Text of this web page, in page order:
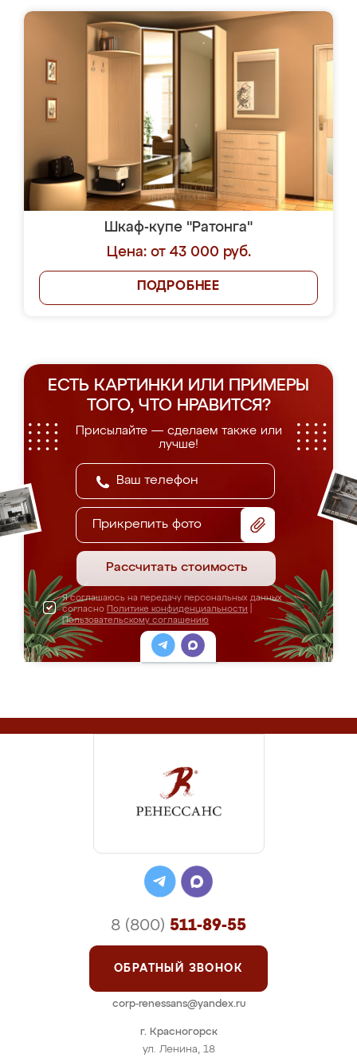
Шкаф-купе "Ратонга"
Цена: от 43 000 руб.
ПОДРОБНЕЕ
ЕСТЬ КАРТИНКИ ИЛИ ПРИМЕРЫ
ТОГО, ЧТО НРАВИТСЯ?
Присылайте — сделаем также или
лучше!
Прикрепить фото
Рассчитать стоимость
Я соглашаюсь на передачу персональных данных
согласно Политике конфиденциальности
Пользовательскому соглашению
г. Красногорск
ул. Ленина, 18
8 (800) 511-89-55
ОБРАТНЫЙ ЗВОНОК
corp-renessans@yandex.ru